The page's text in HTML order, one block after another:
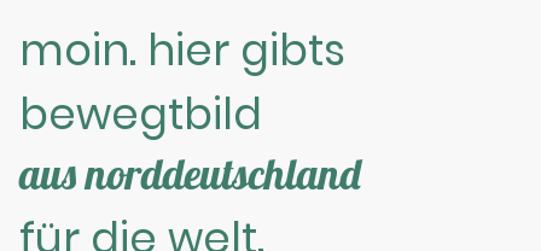
moin. hier gibts
bewegtbild
aus norddeutschland
für die welt.